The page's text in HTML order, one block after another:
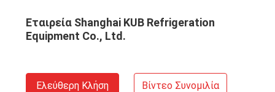
Εταιρεία Shanghai KUB Refrigeration
Equipment Co., Ltd.
Ελεύθερη Κλήση Βίντεο Συνομιλία